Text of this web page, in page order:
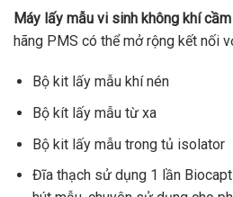
Máy lấy mẫu vi sinh không khí
hãng PMS có thể mở rộng kết nối
Bộ kit lấy mẫu khí nén
Bộ kít lấy mẫu từ xa
Bộ kit lấy mẫu trong tủ isolator
Đĩa thạch sử dụng 1 lần